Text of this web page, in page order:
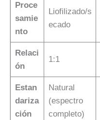
Proce
samie
nto
Liofilizado/s
ecado
Relaci
ón
1:1
Estan
dariza
ción
Natural
(espectro
completo)